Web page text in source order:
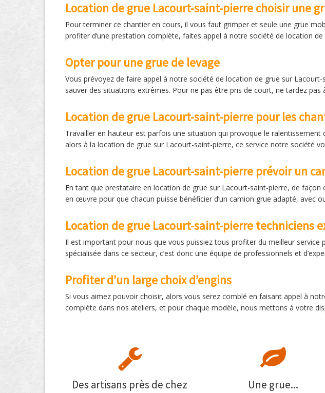
Location de grue Lacourt-saint-pierre choisir une
Pour terminer ce chantier en cours, il vous faut grimper et seule une grue
profiter d’une prestation complète, faites appel à notre société de location
Opter pour une grue de levage
Vous prévoyez de faire appel à notre société de location de grue sur
sauver des situations extrêmes. Pour ne pas être pris de court, ne tardez pas
Location de grue Lacourt-saint-pierre pour les
Travailler en hauteur est parfois une situation qui provoque le ralentissement
alors à la location de grue sur Lacourt-saint-pierre, ce service notre société
Location de grue Lacourt-saint-pierre prévoir un
En tant que prestataire en location de grue sur Lacourt-saint-pierre, de
en œuvre pour que chacun puisse bénéficier d’un camion grue adapté, avec
Location de grue Lacourt-saint-pierre techniciens
Il est important pour nous que vous puissiez tous profiter du meilleur
spécialisée dans ce secteur, c’est donc une équipe de professionnels et
Profiter d’un large choix d’engins
Si vous aimez pouvoir choisir, alors vous serez comblé en faisant appel à
complète dans nos ateliers, et pour chaque modèle, nous mettons à votre
Des artisans près de chez
Une grue...